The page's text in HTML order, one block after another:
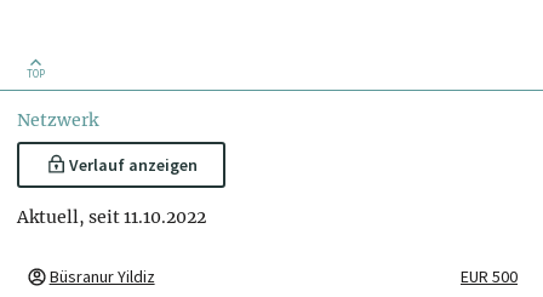
TOP
Netzwerk
Verlauf anzeigen
Aktuell, seit 11.10.2022
Büsranur Yildiz
EUR 500